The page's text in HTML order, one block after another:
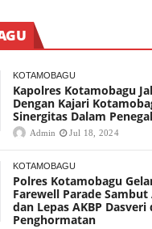
KOTAMOBAGU
Kapolres Kotamobagu
Dengan Kajari
Sinergitas Dalam
Admin Jul 18, 2024
KOTAMOBAGU
Polres Kotamobagu
Farewell Parade
dan Lepas AKBP
Penghormatan